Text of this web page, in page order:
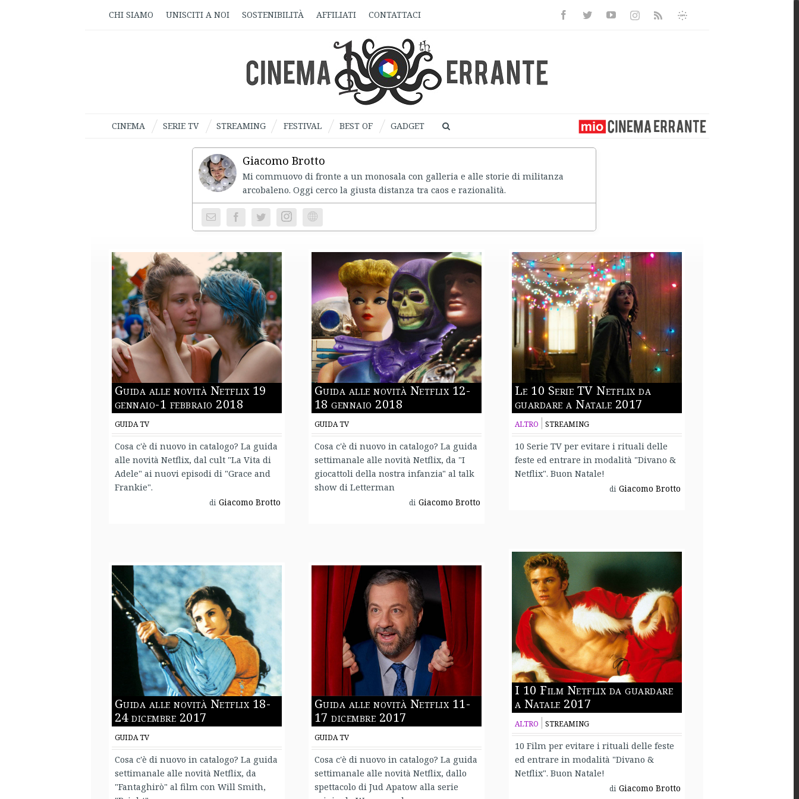
CHI SIAMO UNISCITI A NOI SOSTENIBILITÀ AFFILIATI CONTATTACI FacebookTwitterYoutubeInstagramRss
Informativa
CINEMA SERIE TV STREAMING FESTIVAL BEST OF GADGET
Giacomo Brotto
Mi commuovo di fronte a un monosala con galleria e alle storie di militanza
arcobaleno. Oggi cerco la giusta distanza tra caos e razionalità.
InstagramWebsite
Guida alle novità Netflix 19
gennaio-1 febbraio 2018
GUIDA TV
Cosa c'è di nuovo in catalogo? La guida
alle novità Netflix, dal cult "La Vita di
Adele" ai nuovi episodi di "Grace and
Frankie".
di Giacomo Brotto
Guida alle novità Netflix 12-
18 gennaio 2018
GUIDA TV
Cosa c'è di nuovo in catalogo? La guida
settimanale alle novità Netflix, da "I
giocattoli della nostra infanzia" al talk
show di Letterman
di Giacomo Brotto
Le 10 Serie TV Netflix da
guardare a Natale 2017
ALTRO STREAMING
10 Serie TV per evitare i rituali delle
feste ed entrare in modalità "Divano &
Netflix". Buon Natale!
di Giacomo Brotto
I 10 Film Netflix da guardare
a Natale 2017
ALTRO STREAMING
10 Film per evitare i rituali delle feste
ed entrare in modalità "Divano &
Netflix". Buon Natale!
di Giacomo Brotto
Guida alle novità Netflix 18-
24 dicembre 2017
GUIDA TV
Cosa c'è di nuovo in catalogo? La guida
settimanale alle novità Netflix, da
"Fantaghirò" al film con Will Smith,
Guida alle novità Netflix 11-
17 dicembre 2017
GUIDA TV
Cosa c'è di nuovo in catalogo? La guida
settimanale alle novità Netflix, dallo
spettacolo di Jud Apatow alla serie